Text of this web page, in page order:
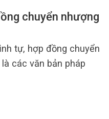
chuyển nhượng
tự, hợp đồng chuyển
các văn bản pháp